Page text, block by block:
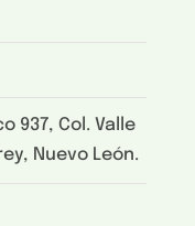
937, Col. Valle
Nuevo León.